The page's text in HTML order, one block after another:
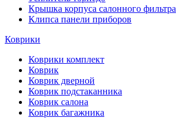
Крышка корпуса салонного фильтра
Клипса панели приборов
Коврики
Коврики комплект
Коврик
Коврик дверной
Коврик подстаканника
Коврик салона
Коврик багажника